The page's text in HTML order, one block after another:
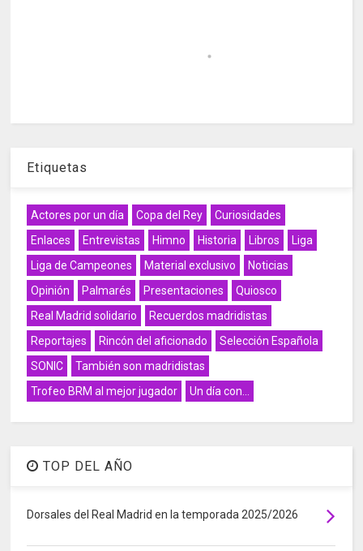
Etiquetas
Actores por un día Copa del Rey
Curiosidades
Enlaces
Entrevistas Himno Historia Libros
Liga
Liga de Campeones
Material exclusivo
Noticias
Opinión
Palmarés Presentaciones
Quiosco
Real Madrid solidario
Recuerdos madridistas
Reportajes
Rincón del aficionado
Selección Española
SONIC
También son madridistas
Trofeo BRM al mejor jugador
Un día con...
TOP DEL AÑO
Dorsales del Real Madrid en la temporada 2025/2026